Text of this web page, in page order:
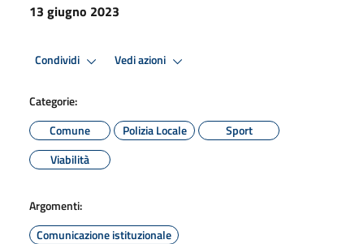
13 giugno 2023
Condividi Vedi azioni
Categorie:
Comune
Polizia Locale
Sport
Viabilità
Argomenti:
Comunicazione istituzionale